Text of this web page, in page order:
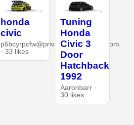
honda
civic
p6bcyrpcfw@privaterelay.appleid.com
· 33 likes
Tuning
Honda
Civic 3
Door
Hatchback
1992
Aaronbarr ·
30 likes